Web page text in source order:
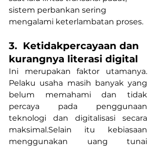
sistem perbankan sering
mengalami keterlambatan proses.
3.  Ketidakpercayaan dan
kurangnya literasi digital
Ini merupakan faktor utamanya.
Pelaku usaha masih banyak yang
belum memahami dan tidak
percaya pada penggunaan
teknologi dan digitalisasi secara
maksimal.Selain itu kebiasaan
menggunakan uang tunai